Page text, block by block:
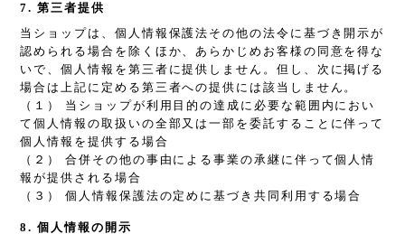
7. 第三者提供
当ショップは、個人情報保護法その他の法令に基づき開示が
認められる場合を除くほか、あらかじめお客様の同意を得な
いで、個人情報を第三者に提供しません。但し、次に掲げる
場合は上記に定める第三者への提供には該当しません。
（１） 当ショップが利用目的の達成に必要な範囲内におい
て個人情報の取扱いの全部又は一部を委託することに伴って
個人情報を提供する場合
（２） 合併その他の事由による事業の承継に伴って個人情
報が提供される場合
（３） 個人情報保護法の定めに基づき共同利用する場合
8. 個人情報の開示